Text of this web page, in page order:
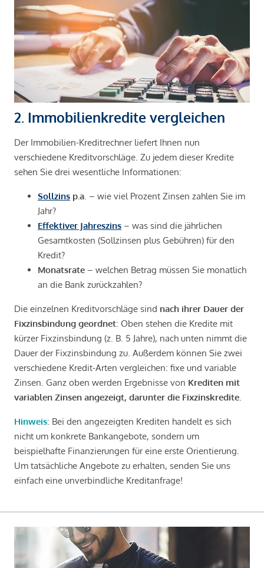
2. Immobilienkredite vergleichen
Der Immobilien-Kreditrechner liefert Ihnen nun
verschiedene Kreditvorschläge. Zu jedem dieser Kredite
sehen Sie drei wesentliche Informationen:
Sollzins p.a . – wie viel Prozent Zinsen zahlen Sie im
Jahr?
Effektiver Jahreszins – was sind die jährlichen
Gesamtkosten (Sollzinsen plus Gebühren) für den
Kredit?
Monatsrate – welchen Betrag müssen Sie monatlich
an die Bank zurückzahlen?
Die einzelnen Kreditvorschläge sind nach ihrer Dauer der
Fixzinsbindung geordnet: Oben stehen die Kredite mit
kürzer Fixzinsbindung (z. B. 5 Jahre), nach unten nimmt die
Dauer der Fixzinsbindung zu. Außerdem können Sie zwei
verschiedene Kredit-Arten vergleichen: fixe und variable
Zinsen. Ganz oben werden Ergebnisse von Krediten mit
variablen Zinsen angezeigt, darunter die Fixzinskredite
Hinweis: Bei den angezeigten Krediten handelt es sich
nicht um konkrete Bankangebote, sondern um
beispielhafte Finanzierungen für eine erste Orientierung.
Um tatsächliche Angebote zu erhalten, senden Sie uns
einfach eine unverbindliche Kreditanfrage!